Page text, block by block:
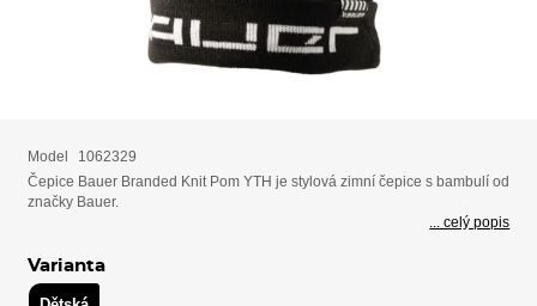
Model
1062329
Čepice Bauer Branded Knit Pom YTH je stylová zimní čepice s bambulí od
značky Bauer.
... celý popis
Varianta